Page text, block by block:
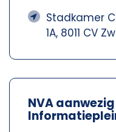
Stadkamer
1A, 8011 CV
NVA